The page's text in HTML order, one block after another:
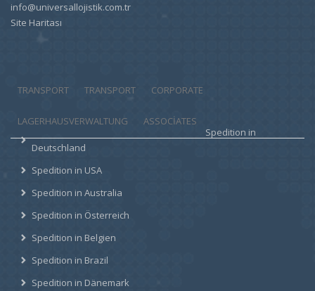
info@universallojistik.com.tr
Site Haritası
TRANSPORT TRANSPORT CORPORATE
LAGERHAUSVERWALTUNG
ASSOCIATES
Spedition in
Deutschland
Spedition in USA
Spedition in Australia
Spedition in Österreich
Spedition in Belgien
Spedition in Brazil
Spedition in Dänemark